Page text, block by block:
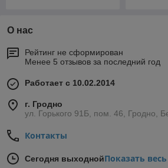
О нас
Рейтинг не сформирован
Менее 5 отзывов за последний год
Работает с 10.02.2014
г. Гродно
ул. Горького 91Б, пом. 46, Гродно,
Контакты
Сегодня выходнойПоказать